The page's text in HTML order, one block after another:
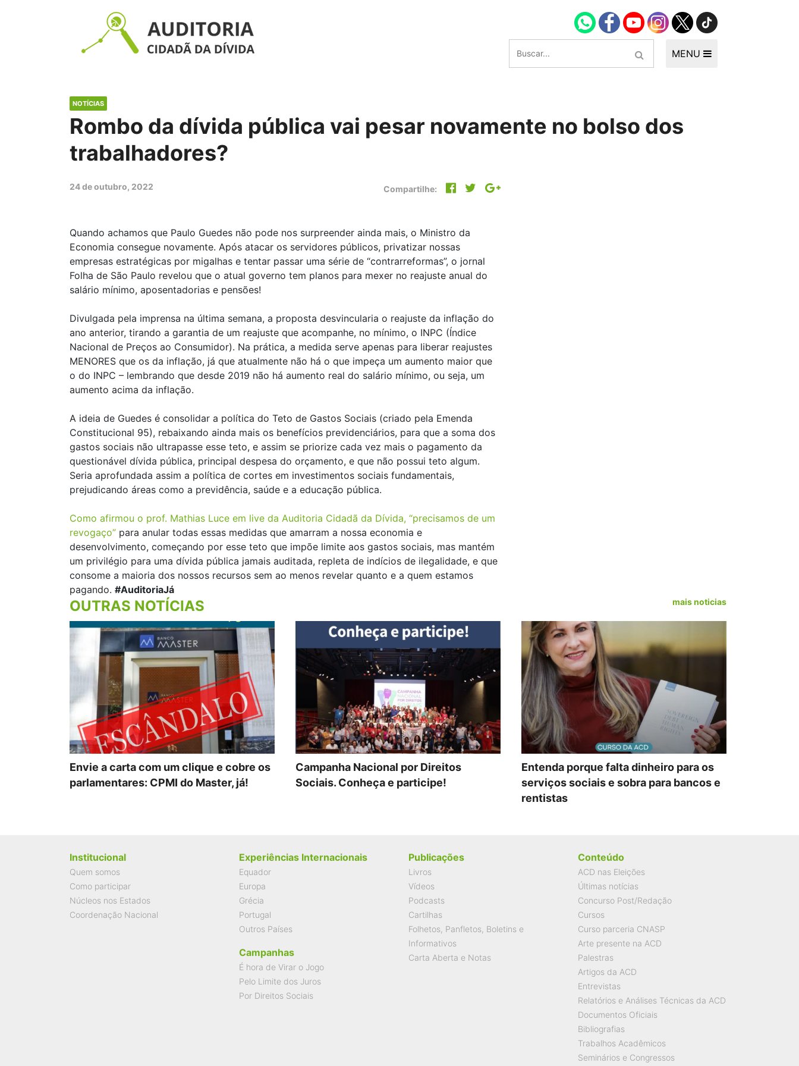
MENU
NOTÍCIAS
Rombo da dívida pública vai pesar novamente no bolso dos
trabalhadores?
24 de outubro, 2022 Compartilhe:
Quando achamos que Paulo Guedes não pode nos surpreender ainda mais, o Ministro da
Economia consegue novamente. Após atacar os servidores públicos, privatizar nossas
empresas estratégicas por migalhas e tentar passar uma série de “contrarreformas”, o jornal
Folha de São Paulo revelou que o atual governo tem planos para mexer no reajuste anual do
salário mínimo, aposentadorias e pensões!
Divulgada pela imprensa na última semana, a proposta desvincularia o reajuste da inflação do
ano anterior, tirando a garantia de um reajuste que acompanhe, no mínimo, o INPC (Índice
Nacional de Preços ao Consumidor). Na prática, a medida serve apenas para liberar reajustes
MENORES que os da inflação, já que atualmente não há o que impeça um aumento maior que
o do INPC – lembrando que desde 2019 não há aumento real do salário mínimo, ou seja, um
aumento acima da inflação.
A ideia de Guedes é consolidar a política do Teto de Gastos Sociais (criado pela Emenda
Constitucional 95), rebaixando ainda mais os benefícios previdenciários, para que a soma dos
gastos sociais não ultrapasse esse teto, e assim se priorize cada vez mais o pagamento da
questionável dívida pública, principal despesa do orçamento, e que não possui teto algum.
Seria aprofundada assim a política de cortes em investimentos sociais fundamentais,
prejudicando áreas como a previdência, saúde e a educação pública.
Como afirmou o prof. Mathias Luce em live da Auditoria Cidadã da Dívida, “precisamos de um
revogaço” para anular todas essas medidas que amarram a nossa economia e
desenvolvimento, começando por esse teto que impõe limite aos gastos sociais, mas mantém
um privilégio para uma dívida pública jamais auditada, repleta de indícios de ilegalidade, e que
consome a maioria dos nossos recursos sem ao menos revelar quanto e a quem estamos
pagando. #AuditoriaJá
OUTRAS NOTÍCIAS mais noticias
Envie a carta com um clique e cobre os
parlamentares: CPMI do Master, já!
Campanha Nacional por Direitos
Sociais. Conheça e participe!
Entenda porque falta dinheiro para os
serviços sociais e sobra para bancos e
rentistas
Institucional
Quem somos
Como participar
Núcleos nos Estados
Coordenação Nacional
Experiências Internacionais
Equador
Europa
Grécia
Portugal
Outros Países
Campanhas
É hora de Virar o Jogo
Pelo Limite dos Juros
Por Direitos Sociais
Publicações
Livros
Vídeos
Podcasts
Cartilhas
Folhetos, Panfletos, Boletins e
Informativos
Carta Aberta e Notas
Conteúdo
ACD nas Eleições
Últimas notícias
Concurso Post/Redação
Cursos
Curso parceria CNASP
Arte presente na ACD
Palestras
Artigos da ACD
Entrevistas
Relatórios e Análises Técnicas da ACD
Documentos Oficiais
Bibliografias
Trabalhos Acadêmicos
Seminários e Congressos